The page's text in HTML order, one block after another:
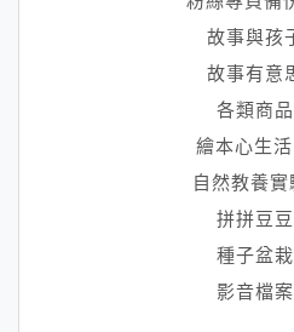
故事與孩
故事有意
各類商品
繪本心生活
自然教養實
拼拼豆豆
種子盆栽
影音檔案